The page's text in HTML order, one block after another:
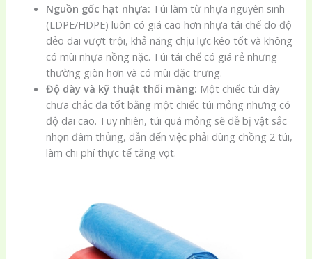
Nguồn gốc hạt nhựa: Túi làm từ nhựa nguyên sinh
(LDPE/HDPE) luôn có giá cao hơn nhựa tái chế do độ
dẻo dai vượt trội, khả năng chịu lực kéo tốt và không
có mùi nhựa nồng nặc. Túi tái chế có giá rẻ nhưng
thường giòn hơn và có mùi đặc trưng.
Độ dày và kỹ thuật thổi màng: Một chiếc túi dày
chưa chắc đã tốt bằng một chiếc túi mỏng nhưng có
độ dai cao. Tuy nhiên, túi quá mỏng sẽ dễ bị vật sắc
nhọn đâm thủng, dẫn đến việc phải dùng chồng 2 túi,
làm chi phí thực tế tăng vọt.